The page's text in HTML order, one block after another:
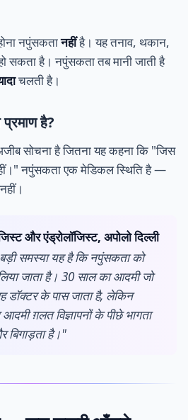
नपुंसकतानहींहै। यह तनाव, थकान,
सकता है। नपुंसकता तब मानी जाती है
चलती है।
है?
सोचना है जितना यह कहना कि "जिस
नपुंसकता एक मेडिकल स्थिति है —
और एंड्रोलॉजिस्ट, अपोलो दिल्ली
समस्या यह है कि नपुंसकता को
जाता है। 30 साल का आदमी जो
डॉक्टर के पास जाता है, लेकिन
ग़लत विज्ञापनों के पीछे भागता
बिगाड़ता है।"